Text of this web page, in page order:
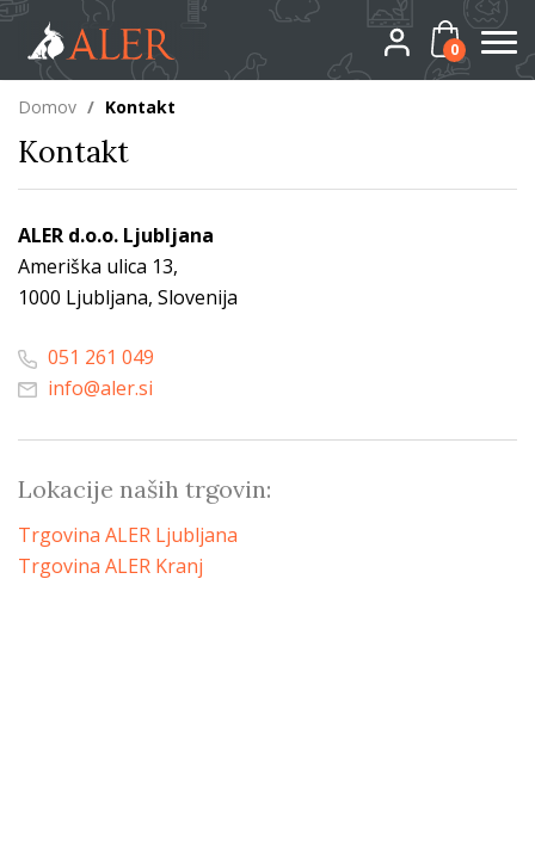
0
Domov / Kontakt
Kontakt
ALER d.o.o. Ljubljana
Ameriška ulica 13,
1000 Ljubljana, Slovenija
051 261 049
info@aler.si
Lokacije naših trgovin:
Trgovina ALER Ljubljana
Trgovina ALER Kranj